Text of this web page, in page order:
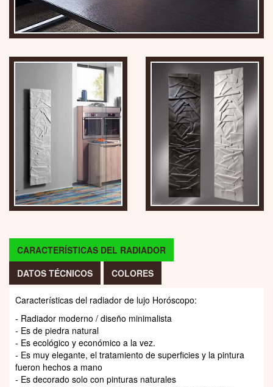
CARACTERÍSTICAS DEL RADIADOR
DATOS TÉCNICOS
COLORES
Características del radiador de lujo Horóscopo:
- Radiador moderno / diseño minimalista
- Es de piedra natural
- Es ecológico y económico a la vez.
- Es muy elegante, el tratamiento de superficies y la pintura
fueron hechos a mano
- Es decorado solo con pinturas naturales